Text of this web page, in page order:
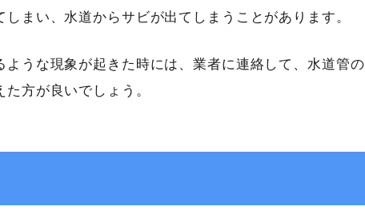
まい、水道からサビが出てしまうことがあります。
ような現象が起きた時には、業者に連絡して、水道管の
方が良いでしょう。